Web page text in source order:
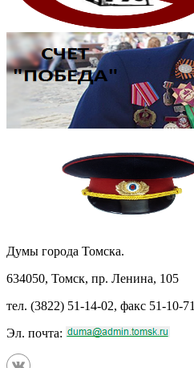
Думы города Томска.
634050, Томск, пр. Ленина, 105
тел. (3822) 51-14-02, факс 51-10-71
Эл. почта: